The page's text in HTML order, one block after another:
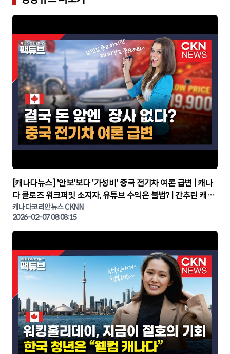
▶
[캐나다뉴스] '안보'보다 '가성비' 중국 전기차 여론 급변 | 캐나
다 클로즈 워크퍼밋 소지자, 유튜브 수익은 불법? | 간추린 캐나
다뉴스 | CKNNEWS, 캐나다코리안뉴스
캐나다코리안뉴스 CKNN
2026-02-07 08:08:15